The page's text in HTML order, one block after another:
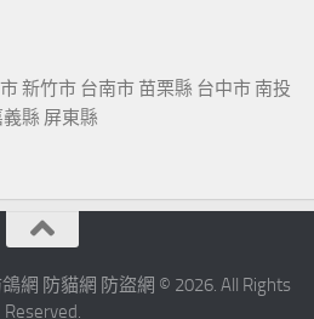
新竹市 台南市 苗栗縣 台中市 南投
縣 屏東縣
網 防貓網 防盜網 © 2026. All Rights
Reserved.